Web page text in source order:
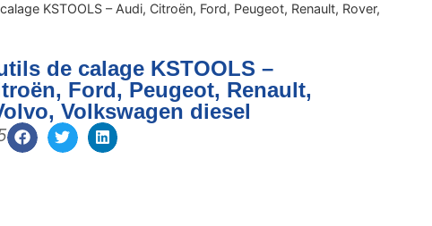
KSTOOLS – Audi, Citroën, Ford, Peugeot, Renault, Rover,
de calage KSTOOLS –
Ford, Peugeot, Renault,
Volkswagen diesel